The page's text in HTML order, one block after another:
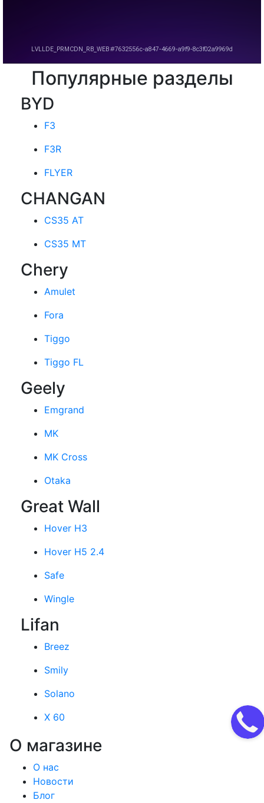
Популярные разделы
BYD
F3
F3R
FLYER
CHANGAN
CS35 AT
CS35 MT
Chery
Amulet
Fora
Tiggo
Tiggo FL
Geely
Emgrand
MK
MK Cross
Otaka
Great Wall
Hover H3
Hover H5 2.4
Safe
Wingle
Lifan
Breez
Smily
Solano
X 60
О магазине
О нас
Новости
Блог